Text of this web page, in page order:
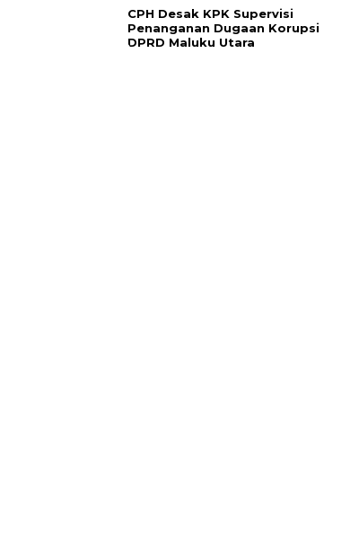
CPH Desak KPK Supervisi
Penanganan Dugaan Korupsi
DPRD Maluku Utara